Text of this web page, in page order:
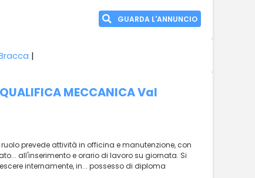
GUARDA L'ANNUNCIO
|
MECCANICA Val
prevede attività in officina e manutenzione, con
all'inserimento e orario di lavoro su giornata. Si
internamente, in... possesso di diploma